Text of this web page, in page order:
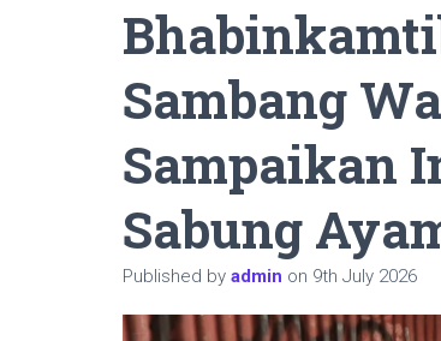
Sambang
Sampaikan
Sabung
Published by admin on 9th July 2026